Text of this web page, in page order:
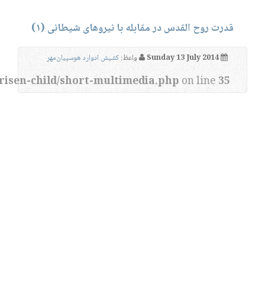
قدرت روح القدس در مقابله با نیروهای شیطانی (۱)
Sunday 13 July 2014 واعظ:کشیش ادوارد هوسپیان‌مهر
child/short-multimedia.php on line35